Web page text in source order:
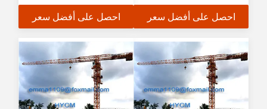
مع L46 الصخرة
احصل على أفضل سعر
SINEE العاكس
احصل على أفضل سعر